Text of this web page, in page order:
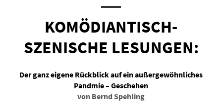
KOMÖDIANTISCH-
SZENISCHE LESUNGEN:
Der ganz eigene Rückblick auf ein außergewöhnliches
Pandmie – Geschehen
von Bernd Spehling